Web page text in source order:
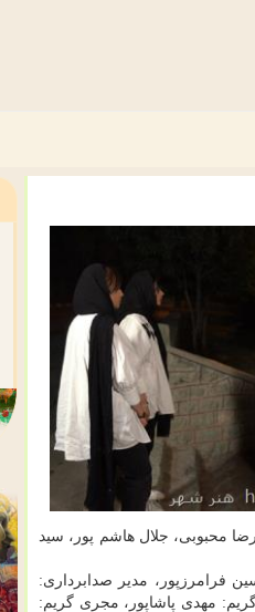
محبوبی، جلال هاشم پور، سید
فرامرزپور، مدیر صدابرداری:
مهدی پاشاپور، مجری گریم: